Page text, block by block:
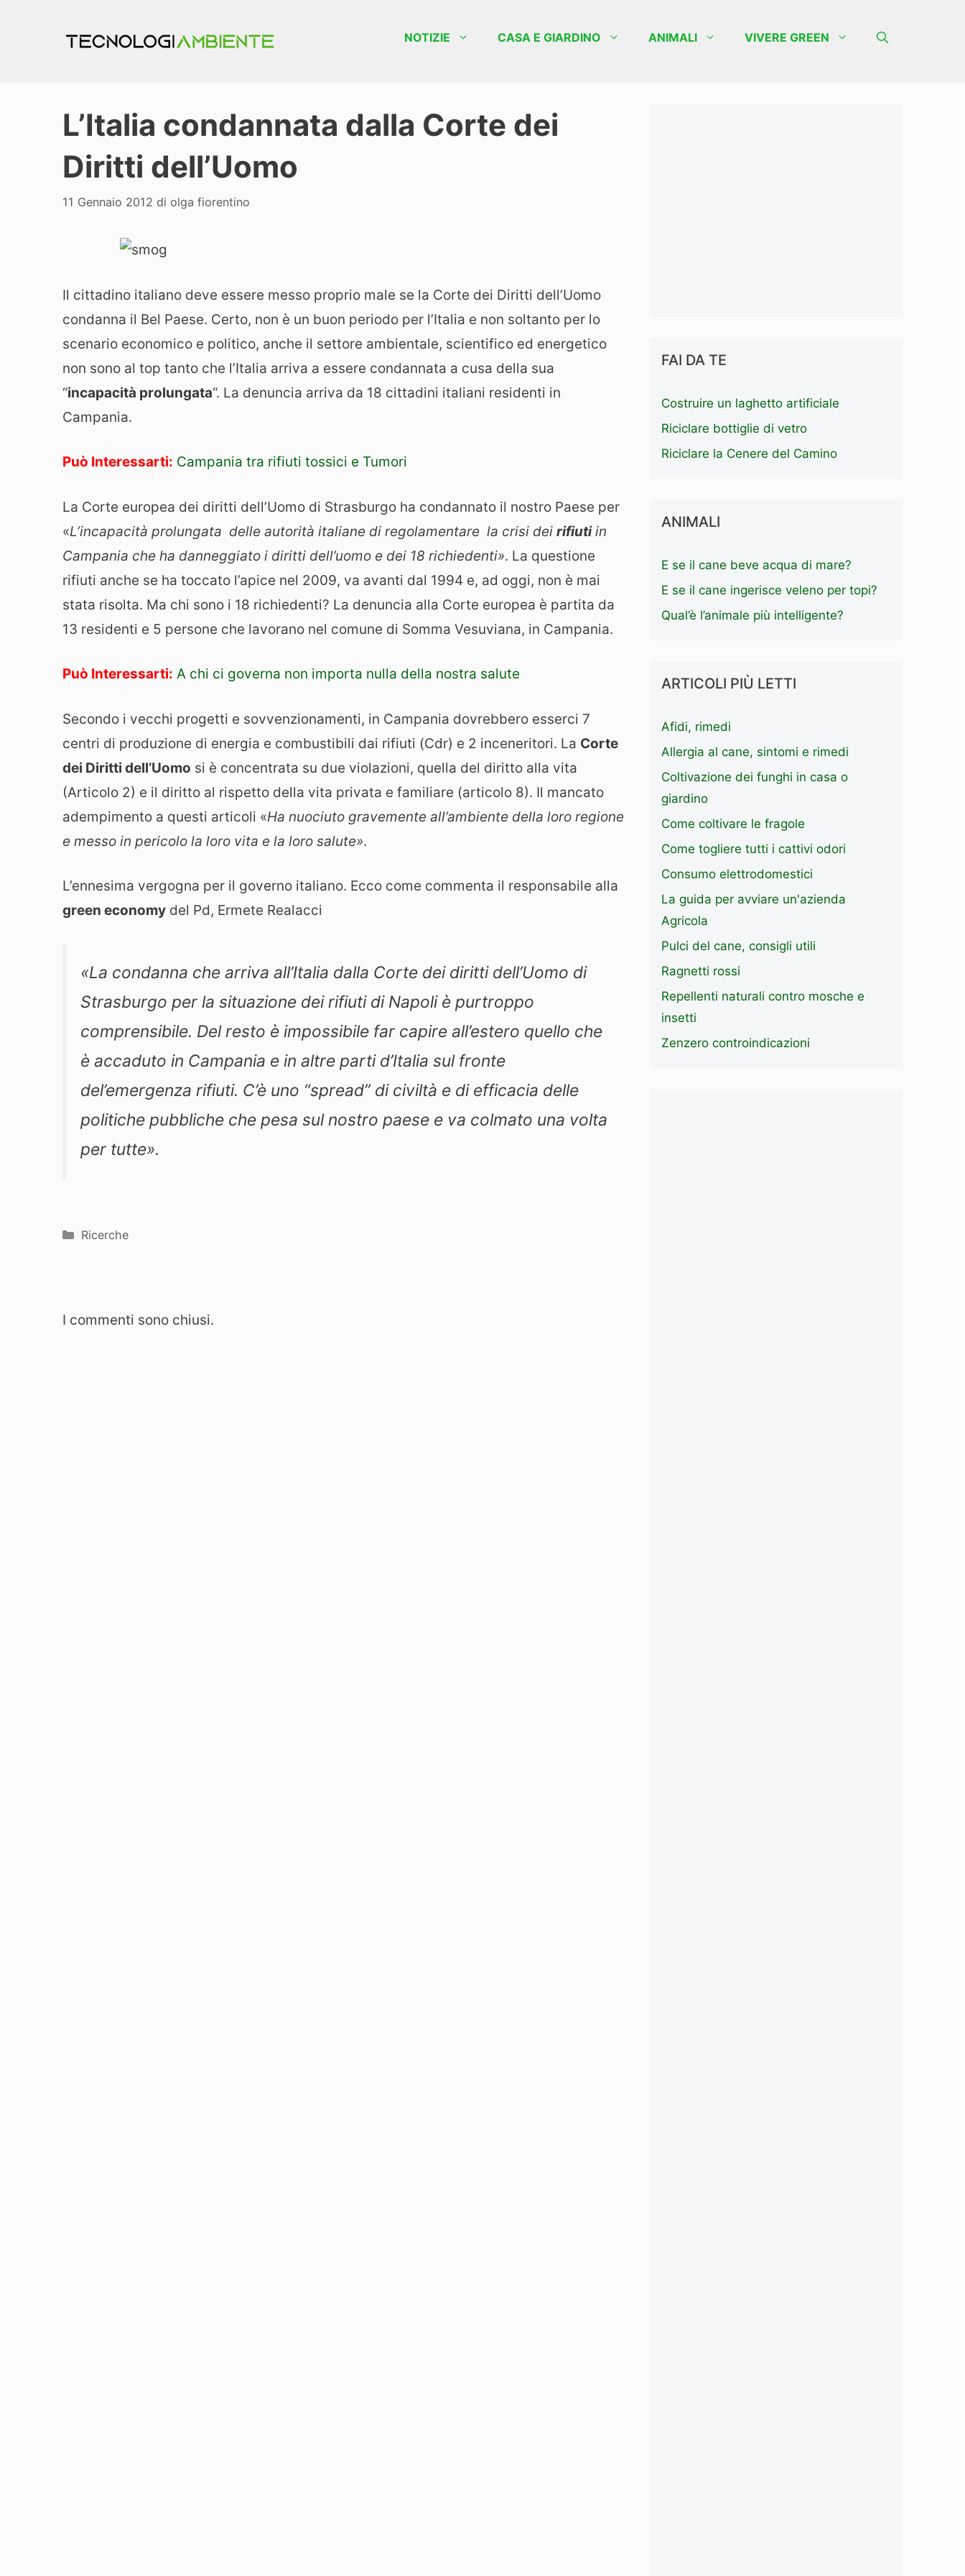
NOTIZIE CASA E GIARDINO ANIMALI VIVERE GREEN
L’Italia condannata dalla Corte dei
Diritti dell’Uomo
11 Gennaio 2012 di olga fiorentino
Il cittadino italiano deve essere messo proprio male se la Corte dei Diritti dell’Uomo
condanna il Bel Paese. Certo, non è un buon periodo per l’Italia e non soltanto per lo
scenario economico e politico, anche il settore ambientale, scientifico ed energetico
non sono al top tanto che l’Italia arriva a essere condannata a cusa della sua
“incapacità prolungata“. La denuncia arriva da 18 cittadini italiani residenti in
Campania.
Può Interessarti: Campania tra rifiuti tossici e Tumori
La Corte europea dei diritti dell’Uomo di Strasburgo ha condannato il nostro Paese per
«L’incapacità prolungata delle autorità italiane di regolamentare la crisi dei rifiutiin
Campania che ha danneggiato i diritti dell’uomo e dei 18 richiedenti». La questione
rifiuti anche se ha toccato l’apice nel 2009, va avanti dal 1994 e, ad oggi, non è mai
stata risolta. Ma chi sono i 18 richiedenti? La denuncia alla Corte europea è partita da
13 residenti e 5 persone che lavorano nel comune di Somma Vesuviana, in Campania.
Può Interessarti: A chi ci governa non importa nulla della nostra salute
Secondo i vecchi progetti e sovvenzionamenti, in Campania dovrebbero esserci 7
centri di produzione di energia e combustibili dai rifiuti (Cdr) e 2 inceneritori. La Corte
dei Diritti dell’Uomo si è concentrata su due violazioni, quella del diritto alla vita
(Articolo 2) e il diritto al rispetto della vita privata e familiare (articolo 8). Il mancato
adempimento a questi articoli «Ha nuociuto gravemente all’ambiente della loro regione
e messo in pericolo la loro vita e la loro salute».
L’ennesima vergogna per il governo italiano. Ecco come commenta il responsabile alla
green economy del Pd, Ermete Realacci
«La condanna che arriva all’Italia dalla Corte dei diritti dell’Uomo di
Strasburgo per la situazione dei rifiuti di Napoli è purtroppo
comprensibile. Del resto è impossibile far capire all’estero quello che
è accaduto in Campania e in altre parti d’Italia sul fronte
del’emergenza rifiuti. C’è uno “spread” di civiltà e di efficacia delle
politiche pubbliche che pesa sul nostro paese e va colmato una volta
per tutte».
Categorie
Ricerche
I commenti sono chiusi.
FAI DA TE
Costruire un laghetto artificiale
Riciclare bottiglie di vetro
Riciclare la Cenere del Camino
ANIMALI
E se il cane beve acqua di mare?
E se il cane ingerisce veleno per topi?
Qual’è l’animale più intelligente?
ARTICOLI PIÙ LETTI
Afidi, rimedi
Allergia al cane, sintomi e rimedi
Coltivazione dei funghi in casa o
giardino
Come coltivare le fragole
Come togliere tutti i cattivi odori
Consumo elettrodomestici
La guida per avviare un'azienda
Agricola
Pulci del cane, consigli utili
Ragnetti rossi
Repellenti naturali contro mosche e
insetti
Zenzero controindicazioni